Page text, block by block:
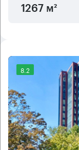
1267 м²
8.2